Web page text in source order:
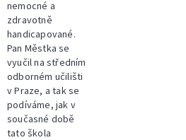
nemocné a
zdravotně
handicapované.
Pan Městka se
vyučil na středním
odborném učilišti
v Praze, a tak se
podíváme, jak v
současné době
tato škola